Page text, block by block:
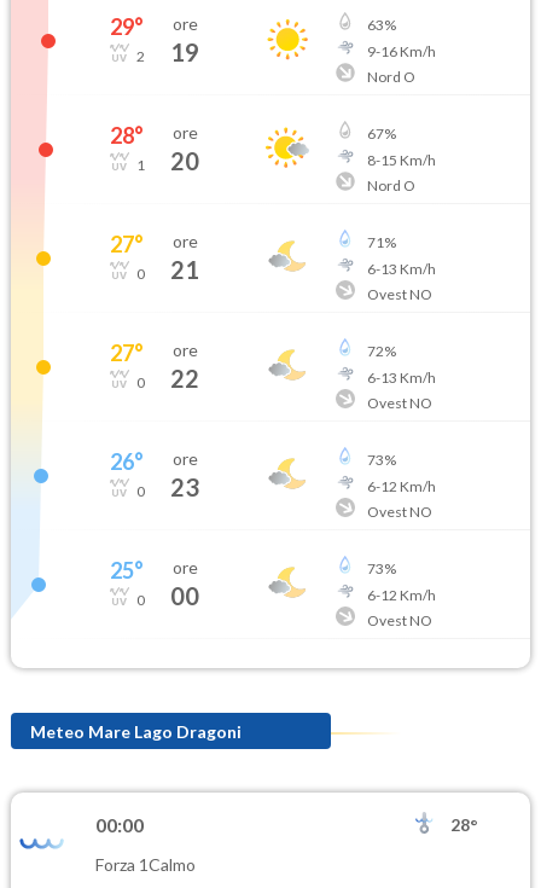
29°
2
ore
19
63%
9-16Km/h
Nord O
28°
1
ore
20
67%
8-15 Km/h
Nord O
27°
0
ore
21
71%
6-13 Km/h
Ovest NO
27°
0
ore
22
72%
6-13 Km/h
Ovest NO
26°
0
ore
23
73%
6-12 Km/h
Ovest NO
25°
0
ore
00
73%
6-12 Km/h
Ovest NO
Meteo Mare Lago Dragoni
00:00
28°
Forza 1Calmo